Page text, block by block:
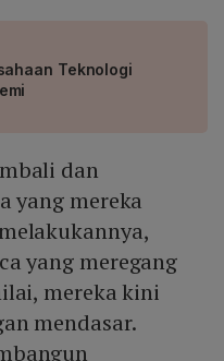
Teknologi
dan
yang mereka
yang meregang
mereka kini
mendasar.